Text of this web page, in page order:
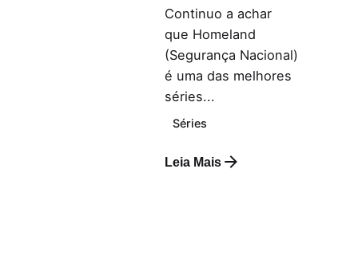
Continuo a achar
que Homeland
(Segurança Nacional)
é uma das melhores
séries...
Séries
Leia Mais